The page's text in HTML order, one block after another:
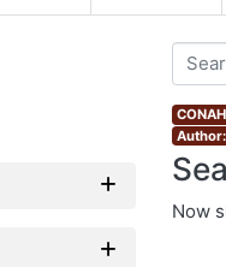
Now